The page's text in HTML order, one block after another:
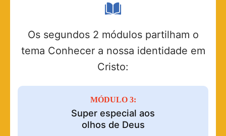
Os segundos 2 módulos partilham o
tema Conhecer a nossa identidade em
Cristo:
MÓDULO 3:
Super especial aos
olhos de Deus